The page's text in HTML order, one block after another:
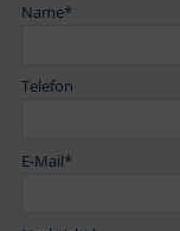
Name*
Telefon
E-Mail*